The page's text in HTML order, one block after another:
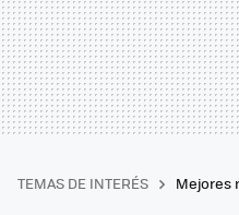
TEMAS DE INTERÉS Mejores